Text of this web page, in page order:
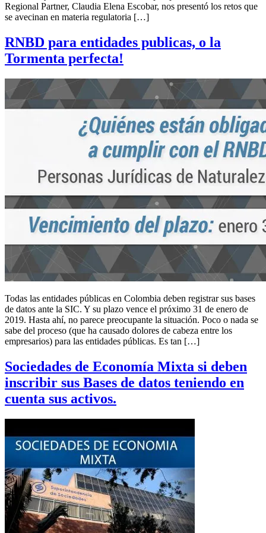
Regional Partner, Claudia Elena Escobar, nos presentó los retos que
se avecinan en materia regulatoria […]
RNBD para entidades publicas, o la
Tormenta perfecta!
Todas las entidades públicas en Colombia deben registrar sus bases
de datos ante la SIC. Y su plazo vence el próximo 31 de enero de
2019. Hasta ahí, no parece preocupante la situación. Poco o nada se
sabe del proceso (que ha causado dolores de cabeza entre los
empresarios) para las entidades públicas. Es tan […]
Sociedades de Economía Mixta si deben
inscribir sus Bases de datos teniendo en
cuenta sus activos.